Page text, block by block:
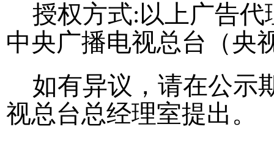
授权方式:以上广告代
中央广播电视总台（央
如有异议，请在公示
视总台总经理室提出。